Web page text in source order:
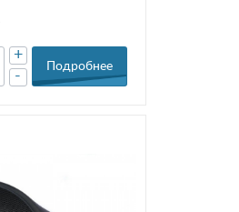
-
+
Подробнее